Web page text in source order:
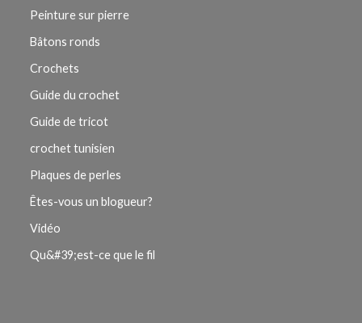
Peinture sur pierre
Bâtons ronds
Crochets
Guide du crochet
Guide de tricot
crochet tunisien
Plaques de perles
Êtes-vous un blogueur?
Vidéo
Qu&#39;est-ce que le fil